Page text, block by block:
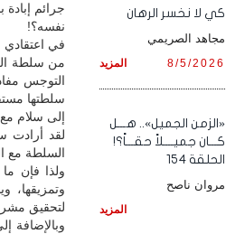
جرائم
نفسه؟!
في اعتقادي
من سلطة
التوجس
سلطتها
إلى سلام
لقد أرادت
السلطة مع
ولذا فإن
لتحقيق
وبالإضافة
كي لا نخسر الرهان
مجاهد الصريمي
المزيد 8/5/2026
«الزمن الجميل».. هـــل
كـــان جميــــلاً حقـــاً؟!
الحلقة 154
مروان ناصح
المزيد